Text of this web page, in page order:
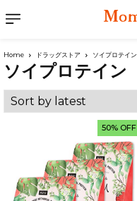
Home ドラッグストア ソイプロテイン
ソイプロテイン
50% OFF